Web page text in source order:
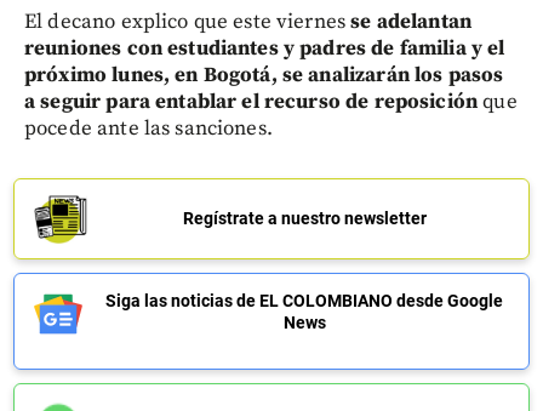
El decano explico que este viernesse adelantan
reuniones con estudiantes y padres de familia y el
próximo lunes, en Bogotá, se analizarán los pasos
a seguir para entablar el recurso de reposiciónque
pocede ante las sanciones.
Regístrate a nuestro newsletter
Siga las noticias de EL COLOMBIANO desde Google
News